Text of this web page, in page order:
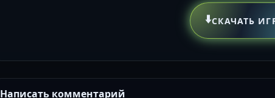
⬇️СКАЧАТЬ
Написать комментарий